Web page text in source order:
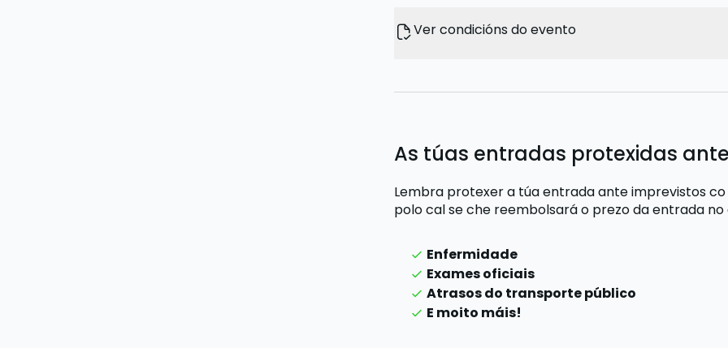
Ver condicións do evento
As túas entradas protexidas
Lembra protexer a túa entrada ante imprevistos
polo cal se che reembolsará o prezo da entrada no
Enfermidade
Exames oficiais
Atrasos do transporte público
E moito máis!